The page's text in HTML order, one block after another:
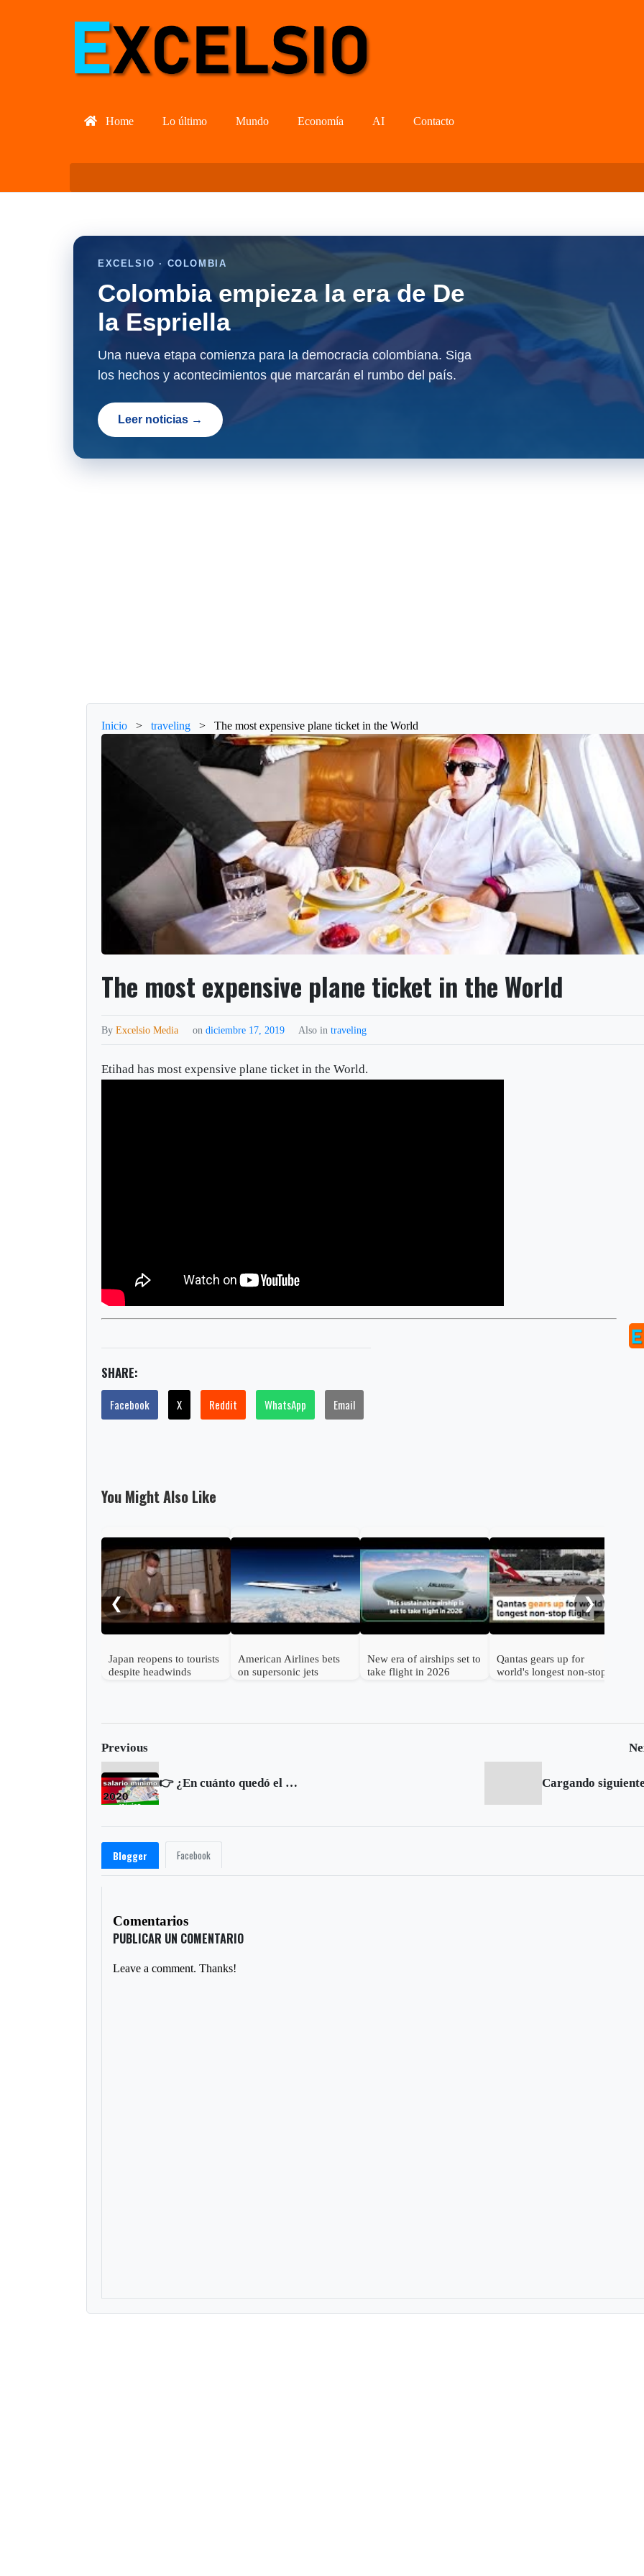
Home Lo último Mundo Economía AI Contacto
EXCELSIO · COLOMBIA
Colombia empieza la era de De
la Espriella
Una nueva etapa comienza para la democracia colombiana. Siga
los hechos y acontecimientos que marcarán el rumbo del país.
Leer noticias →
Inicio > traveling > The most expensive plane ticket in the World
The most expensive plane ticket in the World
ByExcelsio Media ondiciembre 17, 2019 Also intraveling
Etihad has most expensive plane ticket in the World.
SHARE:
Facebook X Reddit WhatsApp Email
You Might Also Like
❮
Japan reopens to tourists
despite headwinds
American Airlines bets
on supersonic jets
New era of airships set to
take flight in 2026
Qantas gears up for
world's longest non-stop
❯
Previous
👉 ¿En cuánto quedó el SALARIO MÍNIMO en MÉXICO para 2020? 🇲🇽 Cargando
Blogger Facebook
Comentarios
PUBLICAR UN COMENTARIO
Leave a comment. Thanks!